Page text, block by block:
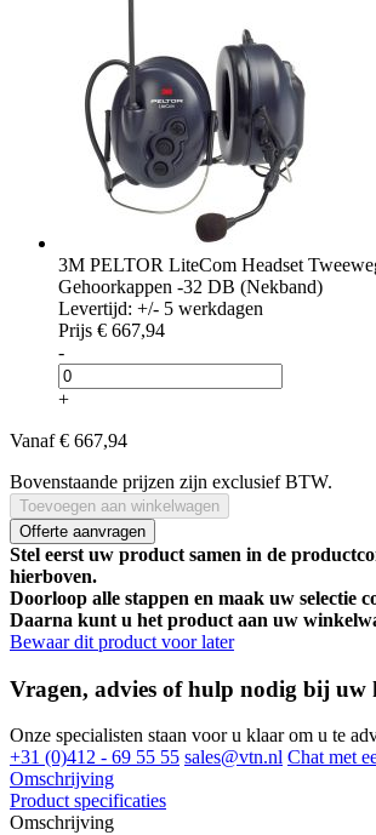
3M PELTOR LiteCom Headset
Gehoorkappen -32 DB (Nekband)
Levertijd: +/- 5 werkdagen
Prijs € 667,94
-
+
Vanaf € 667,94
Bovenstaande prijzen zijn exclusief BTW.
Toevoegen aan winkelwagen
Offerte aanvragen
Stel eerst uw product samen in de
hierboven.
Doorloop alle stappen en maak uw selectie
Daarna kunt u het product aan uw
Bewaar dit product voor later
Vragen, advies of hulp nodig bij uw
Onze specialisten staan voor u klaar om u te
+31 (0)412 - 69 55 55 sales@vtn.nl Chat met
Omschrijving
Product specificaties
Omschrijving